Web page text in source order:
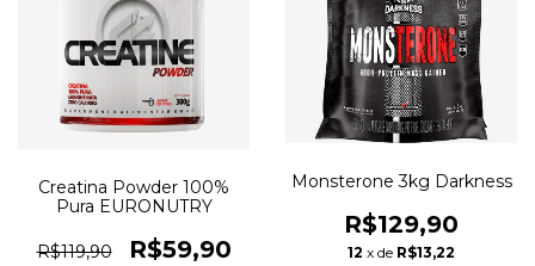
Creatina Powder 100%
Pura EURONUTRY
R$119,90 R$59,90
Monsterone 3kg Darkness
R$129,90
12 x de R$13,22